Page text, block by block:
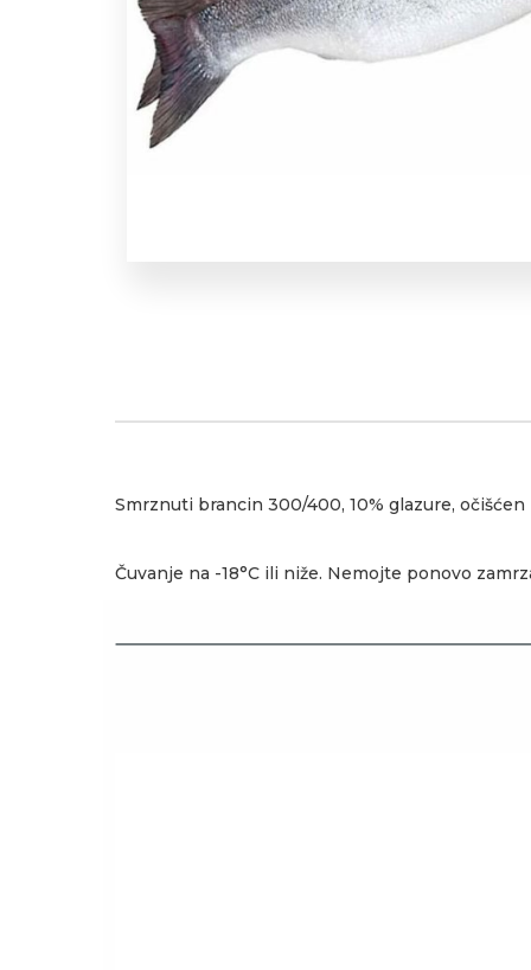
Smrznuti brancin 300/400, 10% glazure, očišćen
Čuvanje na -18°C ili niže. Nemojte ponovo